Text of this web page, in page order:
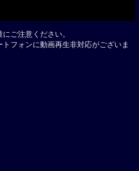
ご注意ください。
フォンに動画再生非対応がございま